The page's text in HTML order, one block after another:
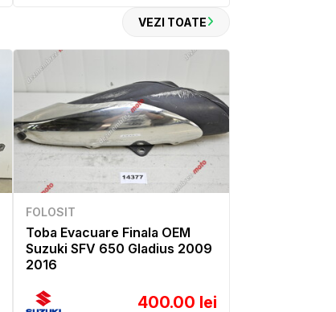
VEZI TOATE
FOLOSIT
Toba Evacuare Finala OEM
Suzuki SFV 650 Gladius 2009
2016
400.00 lei